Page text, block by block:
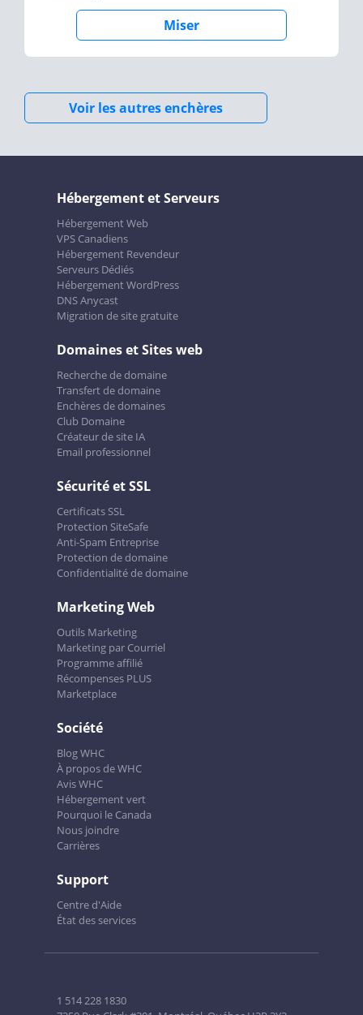
Miser
Voir les autres enchères
Hébergement et Serveurs
Hébergement Web
VPS Canadiens
Hébergement Revendeur
Serveurs Dédiés
Hébergement WordPress
DNS Anycast
Migration de site gratuite
Domaines et Sites web
Recherche de domaine
Transfert de domaine
Enchères de domaines
Club Domaine
Créateur de site IA
Email professionnel
Sécurité et SSL
Certificats SSL
Protection SiteSafe
Anti-Spam Entreprise
Protection de domaine
Confidentialité de domaine
Marketing Web
Outils Marketing
Marketing par Courriel
Programme affilié
Récompenses PLUS
Marketplace
Société
Blog WHC
À propos de WHC
Avis WHC
Hébergement vert
Pourquoi le Canada
Nous joindre
Carrières
Support
Centre d'Aide
État des services
1 514 228 1830